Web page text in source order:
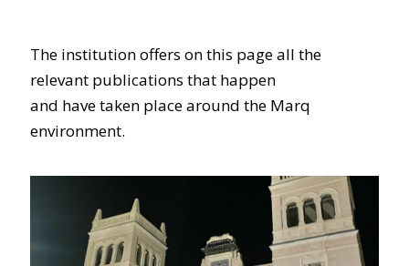
The institution offers on this page all the
relevant publications that happen
and have taken place around the Marq
environment.